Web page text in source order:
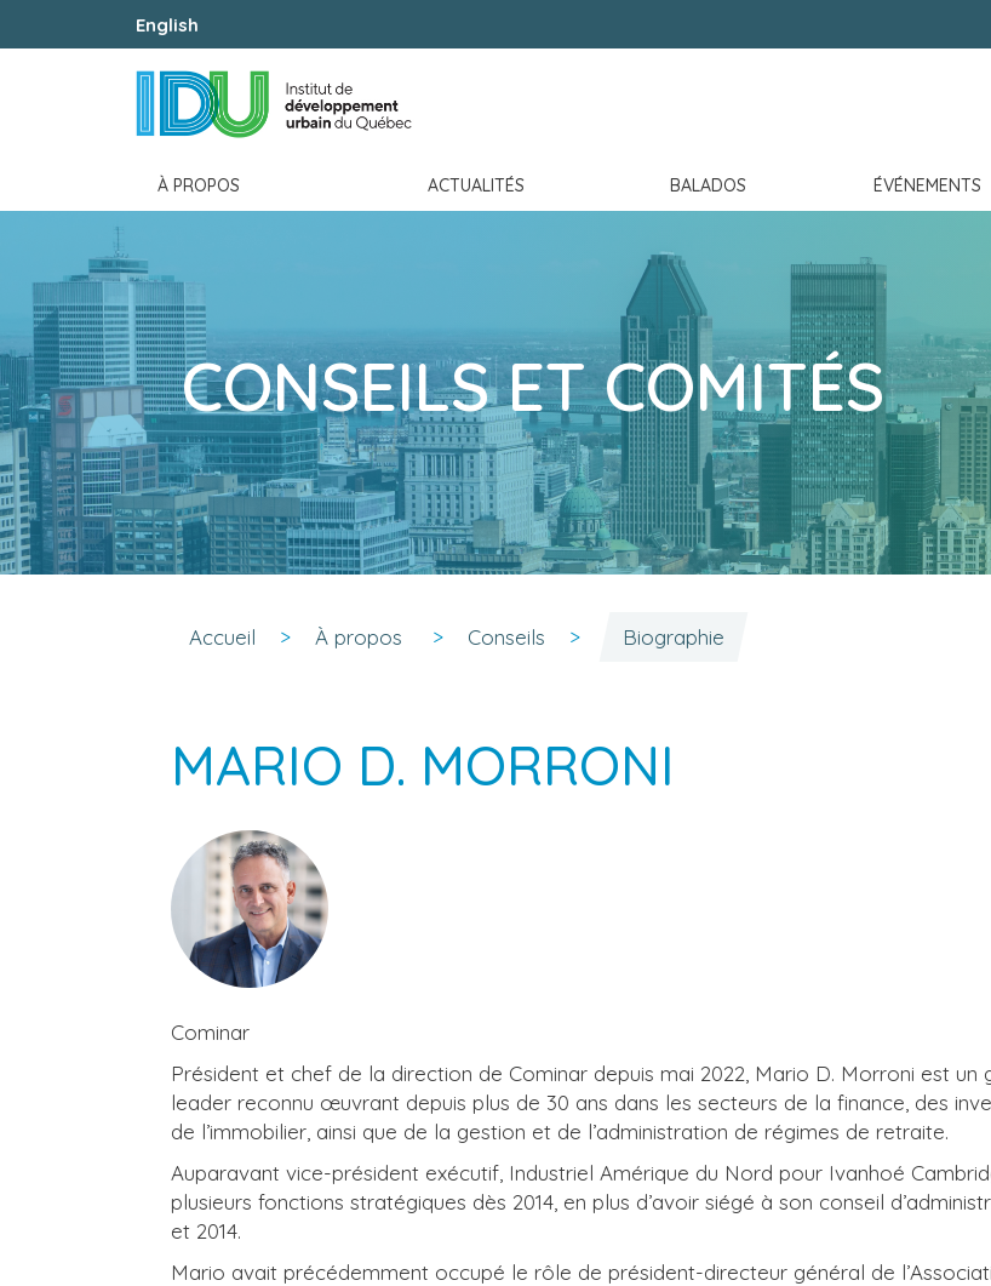
English
À PROPOS ACTUALITÉS BALADOS ÉVÉNEMENTS
CONSEILS ET COMITÉS
Accueil À propos Conseils Biographie
MARIO D. MORRONI
Cominar
Président et chef de la direction de Cominar depuis mai 2022, Mario D. Morroni est un
leader reconnu œuvrant depuis plus de 30 ans dans les secteurs de la finance, des
de l’immobilier, ainsi que de la gestion et de l’administration de régimes de retraite.
Auparavant vice-président exécutif, Industriel Amérique du Nord pour Ivanhoé
plusieurs fonctions stratégiques dès 2014, en plus d’avoir siégé à son conseil
et 2014.
Mario avait précédemment occupé le rôle de président-directeur général de